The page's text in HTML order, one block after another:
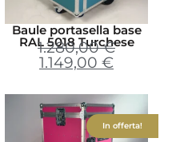
Baule portasella base
RAL 5018 Turchese
1.280,00€
1.149,00 €
In offerta!